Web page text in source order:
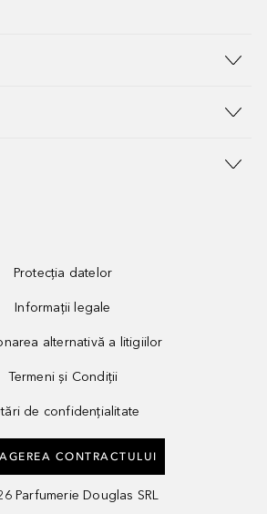
Protecția datelor
Informații legale
alternativă a litigiilor
Termeni și Condiții
de confidențialitate
CONTRACTULUI
Parfumerie Douglas SRL